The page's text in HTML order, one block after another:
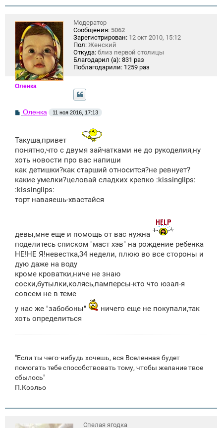
Оленка
Модератор
Сообщения: 5062
Зарегистрирован: 12 окт 2010, 15:12
Пол: Женский
Откуда: близ первой столицы
Благодарил (а): 831 раз
Поблагодарили: 1259 раз
С
щ
н
и
Оленка 11 ноя 2016, 17:13
Такуша,привет
понятно,что с двумя зайчатками не до рукоделия,ну
хоть новости про вас напиши
как детишки?как старший относится?не ревнует?
какие умелки?целовай сладких крепко :kissinglips:
:kissinglips:
торт наваяешь-хвастайся
девы,мне еще и помощь от вас нужна
поделитесь списком "маст хэв" на рождение ребенка
НЕ!НЕ Я!невестка,34 недели, плюю во все стороны и
дую даже на воду
кроме кроватки,ниче не знаю
соски,бутылки,колясь,памперсы-кто что юзал-я
совсем не в теме
у нас же "забобоны"
ничего еще не покупали,так
хоть определиться
"Если ты чего-нибудь хочешь, вся Вселенная будет
помогать тебе способствовать тому, чтобы желание твое
сбылось"
П.Коэльо
Спелая ягодка